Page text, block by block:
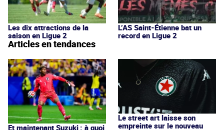
Les dix attractions de la
saison en Ligue 2
L’AS Saint-Étienne bat un
record en Ligue 2
Articles en tendances
Et maintenant Suzuki : à quoi
Le street art laisse son
empreinte sur le nouveau